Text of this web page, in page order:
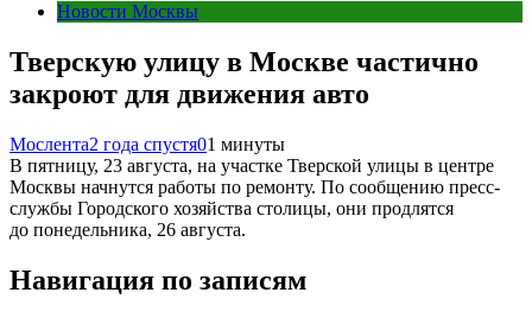
Новости Москвы
Тверскую улицу в Москве частично
закроют для движения авто
Мослента2 года спустя01 минуты
В пятницу, 23 августа, на участке Тверской улицы в центре
Москвы начнутся работы по ремонту. По сообщению пресс-
службы Городского хозяйства столицы, они продлятся
до понедельника, 26 августа.
Навигация по записям